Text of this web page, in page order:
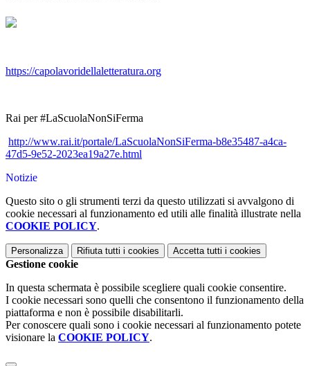
https://capolavoridellaletteratura.org
Rai per #LaScuolaNonSiFerma
http://www.rai.it/portale/LaScuolaNonSiFerma-b8e35487-a4ca-
47d5-9e52-2023ea19a27e.html
Notizie
Questo sito o gli strumenti terzi da questo utilizzati si avvalgono di
cookie necessari al funzionamento ed utili alle finalità illustrate nella
COOKIE POLICY.
Personalizza Rifiuta tutti i cookies Accetta tutti i cookies
Gestione cookie
In questa schermata è possibile scegliere quali cookie consentire.
I cookie necessari sono quelli che consentono il funzionamento della
piattaforma e non è possibile disabilitarli.
Per conoscere quali sono i cookie necessari al funzionamento potete
visionare la COOKIE POLICY.